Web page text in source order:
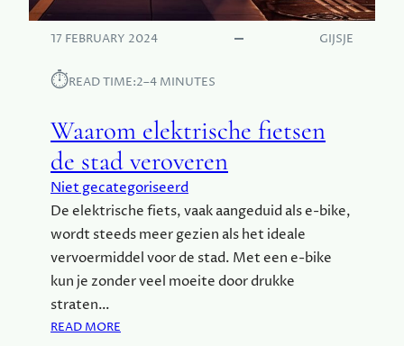
T
J
17 FEBRUARY 2024 GIJSJE
⏱︎READ TIME:2–4 MINUTES
Waarom elektrische fietsen
de stad veroveren
Niet gecategoriseerd
De elektrische fiets, vaak aangeduid als e-bike,
wordt steeds meer gezien als het ideale
vervoermiddel voor de stad. Met een e-bike
kun je zonder veel moeite door drukke
straten…
READ MORE